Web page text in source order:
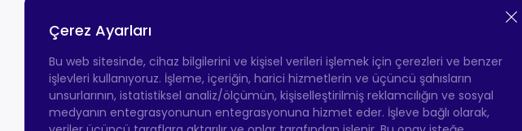
Soğutucu ve Isıtıcı Tekerleği
Çerez Ayarları
Bu web sitesinde, cihaz bilgilerini ve kişisel verileri işlemek için çerezleri ve benzer
işlevleri kullanıyoruz. İşleme, içeriğin, harici hizmetlerin ve üçüncü şahısların
unsurlarının, istatistiksel analiz/ölçümün, kişiselleştirilmiş reklamcılığın ve sosyal
medyanın entegrasyonunun entegrasyonuna hizmet eder. İşleve bağlı olarak,